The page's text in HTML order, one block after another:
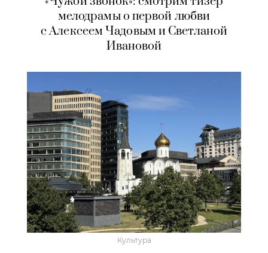
мелодрамы о первой любви
с Алексеем Чадовым и Светланой
Ивановой
Культура